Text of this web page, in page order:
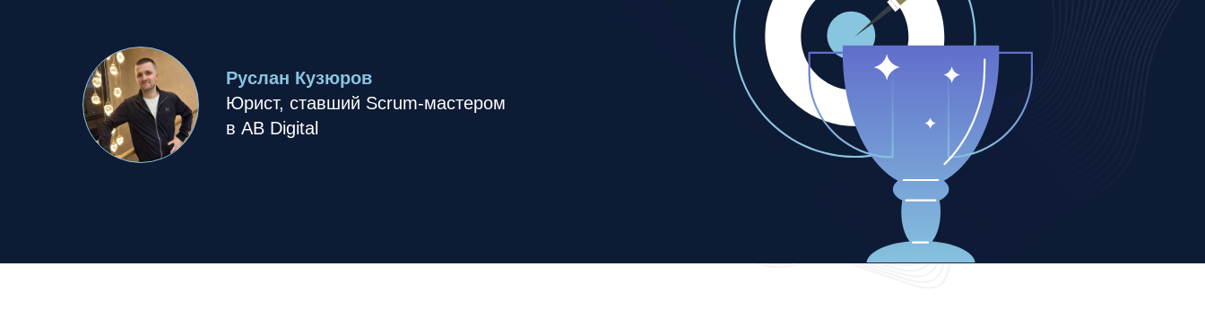
Руслан Кузюров
Юрист, ставший Scrum-мастером
в AB Digital